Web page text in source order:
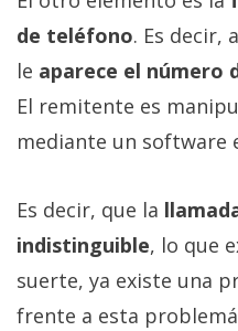
de teléfono. Es decir,
le aparece el número
El remitente es
mediante un software
Es decir, que la
indistinguible, lo que
suerte, ya existe una
frente a esta